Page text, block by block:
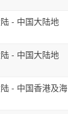
- 中国大陆地
- 中国大陆地
- 中国香港及海